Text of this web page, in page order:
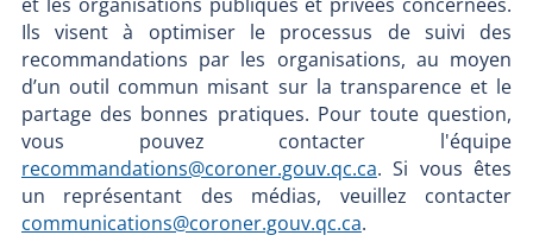
Ils visent à optimiser le processus de suivi des
recommandations par les organisations, au moyen
d’un outil commun misant sur la transparence et le
partage des bonnes pratiques. Pour toute question,
vous pouvez contacter l'équipe
recommandations@coroner.gouv.qc.ca. Si vous êtes
un représentant des médias, veuillez contacter
communications@coroner.gouv.qc.ca.